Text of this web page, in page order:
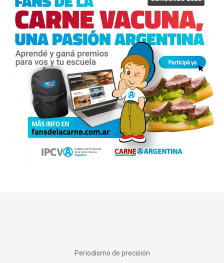
Periodismo de precisión